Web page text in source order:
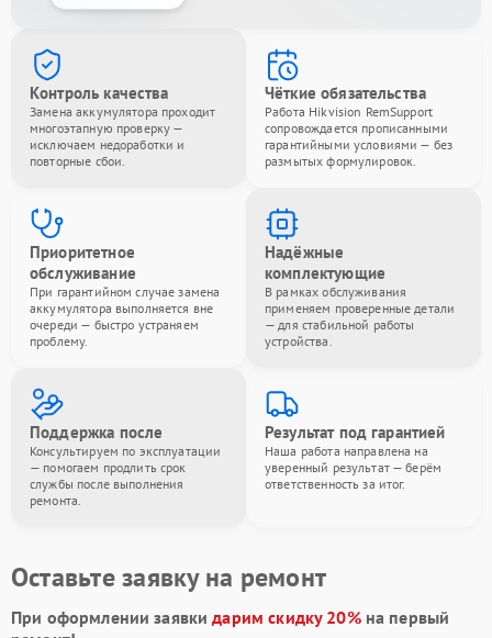
Контроль качества
Замена аккумулятора проходит
многоэтапную проверку —
исключаем недоработки и
повторные сбои.
Чёткие обязательства
Работа Hikvision RemSupport
сопровождается прописанными
гарантийными условиями — без
размытых формулировок.
Приоритетное
обслуживание
При гарантийном случае замена
аккумулятора выполняется вне
очереди — быстро устраняем
проблему.
Надёжные
комплектующие
В рамках обслуживания
применяем проверенные детали
— для стабильной работы
устройства.
Поддержка после
Консультируем по эксплуатации
— помогаем продлить срок
службы после выполнения
ремонта.
Результат под гарантией
Наша работа направлена на
уверенный результат — берём
ответственность за итог.
Оставьте заявку на ремонт
При оформлении заявкидарим скидку 20%на первый